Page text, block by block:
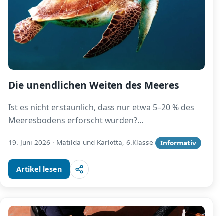
Die unendlichen Weiten des Meeres
Ist es nicht erstaunlich, dass nur etwa 5–20 % des
Meeresbodens erforscht wurden?...
19. Juni 2026 · Matilda und Karlotta, 6.Klasse Informativ
Artikel lesen